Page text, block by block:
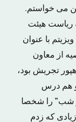
می خواستم.
ریاست هیئت
با عنوان
از معاون
تجریش بود،
هم درس
شب” را شخصا
که زدم